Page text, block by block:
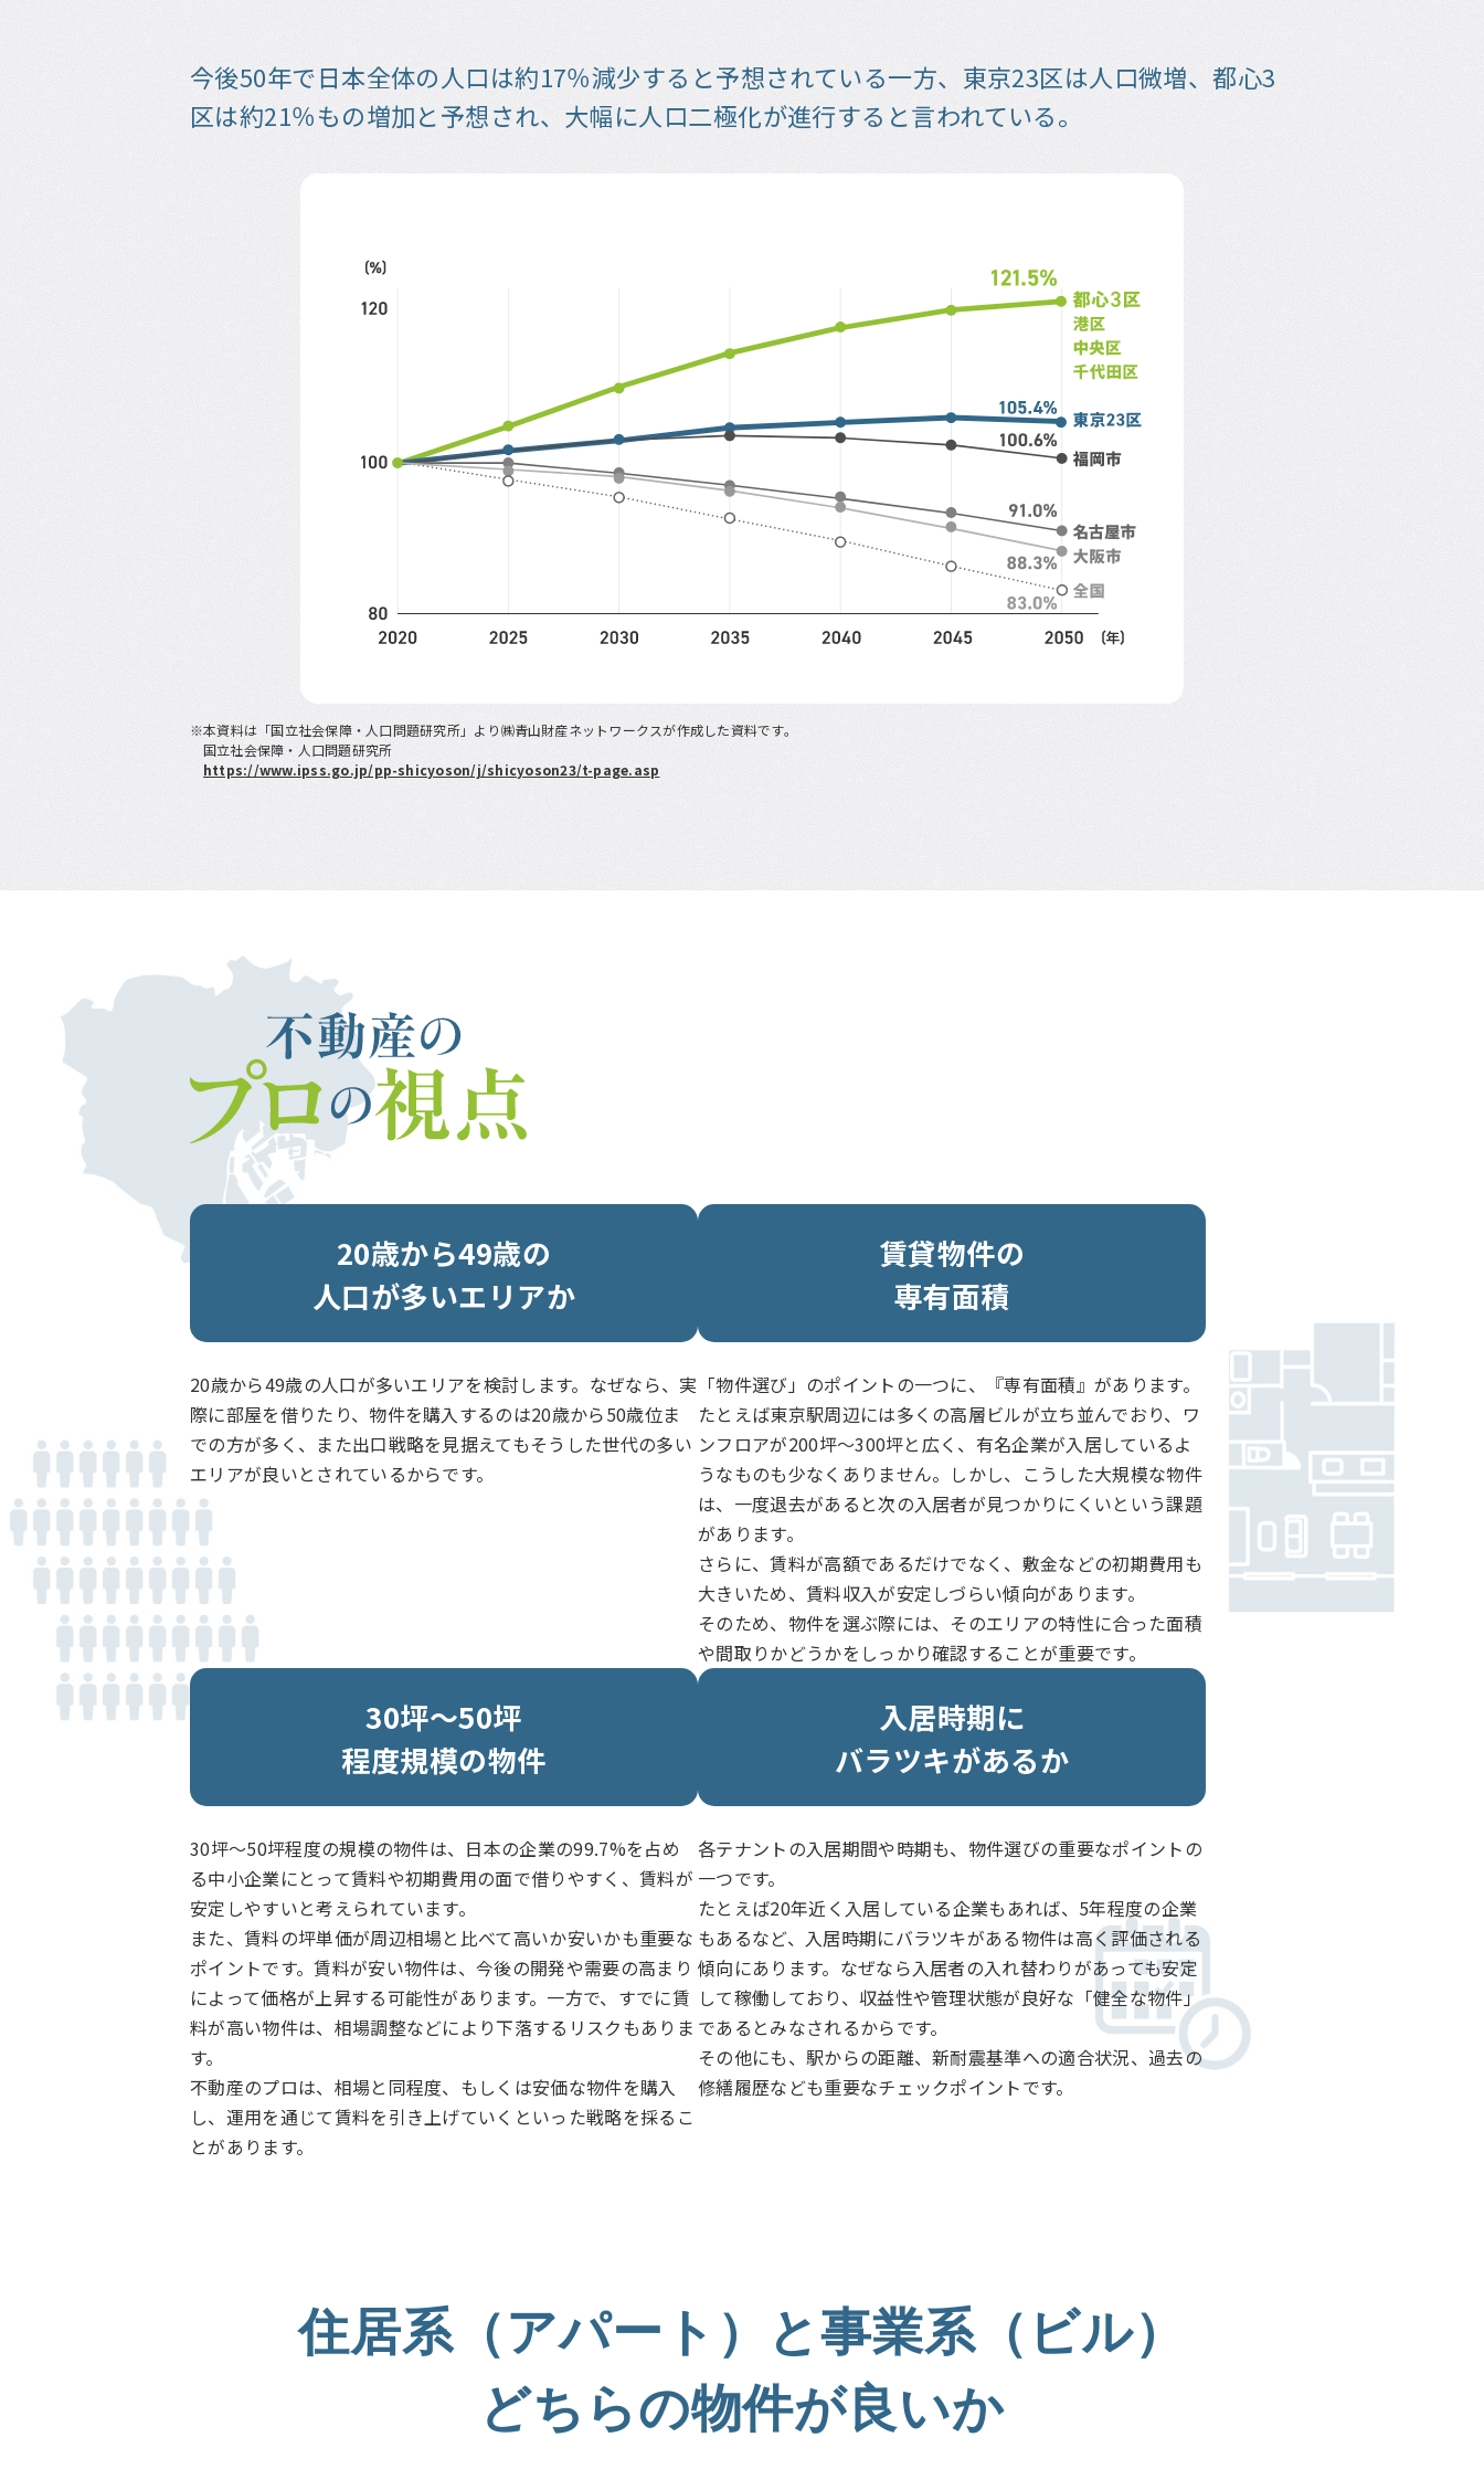
今後50年で日本全体の人口は約17％減少すると予想されている一方、東京23区は人口微増、都心3
区は約21％もの増加と予想され、大幅に人口二極化が進行すると言われている。
※本資料は「国立社会保障・人口問題研究所」より㈱青山財産ネットワークスが作成した資料です。
国立社会保障・人口問題研究所
https://www.ipss.go.jp/pp-shicyoson/j/shicyoson23/t-page.asp
20歳から49歳の
人口が多いエリアか
20歳から49歳の人口が多いエリアを検討します。なぜなら、実
際に部屋を借りたり、物件を購入するのは20歳から50歳位ま
での方が多く、また出口戦略を見据えてもそうした世代の多い
エリアが良いとされているからです。
賃貸物件の
専有面積
「物件選び」のポイントの一つに、『専有面積』があります。
たとえば東京駅周辺には多くの高層ビルが立ち並んでおり、ワ
ンフロアが200坪〜300坪と広く、有名企業が入居しているよ
うなものも少なくありません。しかし、こうした大規模な物件
は、一度退去があると次の入居者が見つかりにくいという課題
があります。
さらに、賃料が高額であるだけでなく、敷金などの初期費用も
大きいため、賃料収入が安定しづらい傾向があります。
そのため、物件を選ぶ際には、そのエリアの特性に合った面積
や間取りかどうかをしっかり確認することが重要です。
30坪～50坪
程度規模の物件
30坪〜50坪程度の規模の物件は、日本の企業の99.7%を占め
る中小企業にとって賃料や初期費用の面で借りやすく、賃料が
安定しやすいと考えられています。
また、賃料の坪単価が周辺相場と比べて高いか安いかも重要な
ポイントです。賃料が安い物件は、今後の開発や需要の高まり
によって価格が上昇する可能性があります。一方で、すでに賃
料が高い物件は、相場調整などにより下落するリスクもありま
す。
不動産のプロは、相場と同程度、もしくは安価な物件を購入
し、運用を通じて賃料を引き上げていくといった戦略を採るこ
とがあります。
入居時期に
バラツキがあるか
各テナントの入居期間や時期も、物件選びの重要なポイントの
一つです。
たとえば20年近く入居している企業もあれば、5年程度の企業
もあるなど、入居時期にバラツキがある物件は高く評価される
傾向にあります。なぜなら入居者の入れ替わりがあっても安定
して稼働しており、収益性や管理状態が良好な「健全な物件」
であるとみなされるからです。
その他にも、駅からの距離、新耐震基準への適合状況、過去の
修繕履歴なども重要なチェックポイントです。
住居系（アパート）と事業系（ビル）
どちらの物件が良いか